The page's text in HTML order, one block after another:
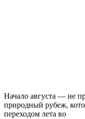
Начало августа — не
природный рубеж,
переходом лета во